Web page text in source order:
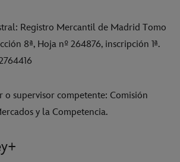
Registro Mercantil de Madrid Tomo
8ª, Hoja nº 264876, inscripción 1ª.
supervisor competente: Comisión
y la Competencia.